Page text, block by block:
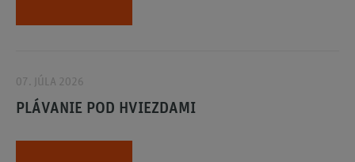
07. JÚLA 2026
PLÁVANIE POD HVIEZDAMI